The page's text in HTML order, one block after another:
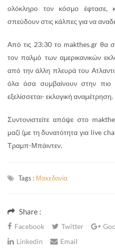
ολόκληρο τον κόσμο έφτασε,
σπεύδουν στις κάλπες για να
Από τις 23:30 το makthes.gr θα
τον παλμό των αμερικανικών
από την άλλη πλευρά του
όλα όσα συμβαίνουν στην πιο
εξελίσσεται- εκλογική αναμέτρηση.
Συντονιστείτε απόψε στο
μαζί (με τη δυνατότητα για live
Τραμπ-Μπάιντεν.
Tags : Μακεδονία
Share :
Facebook Twitter
Linkedin
Email